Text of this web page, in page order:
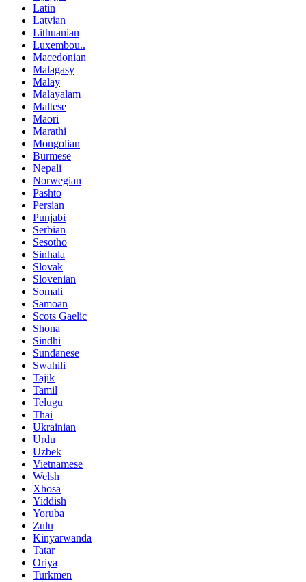
Latin
Latvian
Lithuanian
Luxembou..
Macedonian
Malagasy
Malay
Malayalam
Maltese
Maori
Marathi
Mongolian
Burmese
Nepali
Norwegian
Pashto
Persian
Punjabi
Serbian
Sesotho
Sinhala
Slovak
Slovenian
Somali
Samoan
Scots Gaelic
Shona
Sindhi
Sundanese
Swahili
Tajik
Tamil
Telugu
Thai
Ukrainian
Urdu
Uzbek
Vietnamese
Welsh
Xhosa
Yiddish
Yoruba
Zulu
Kinyarwanda
Tatar
Oriya
Turkmen